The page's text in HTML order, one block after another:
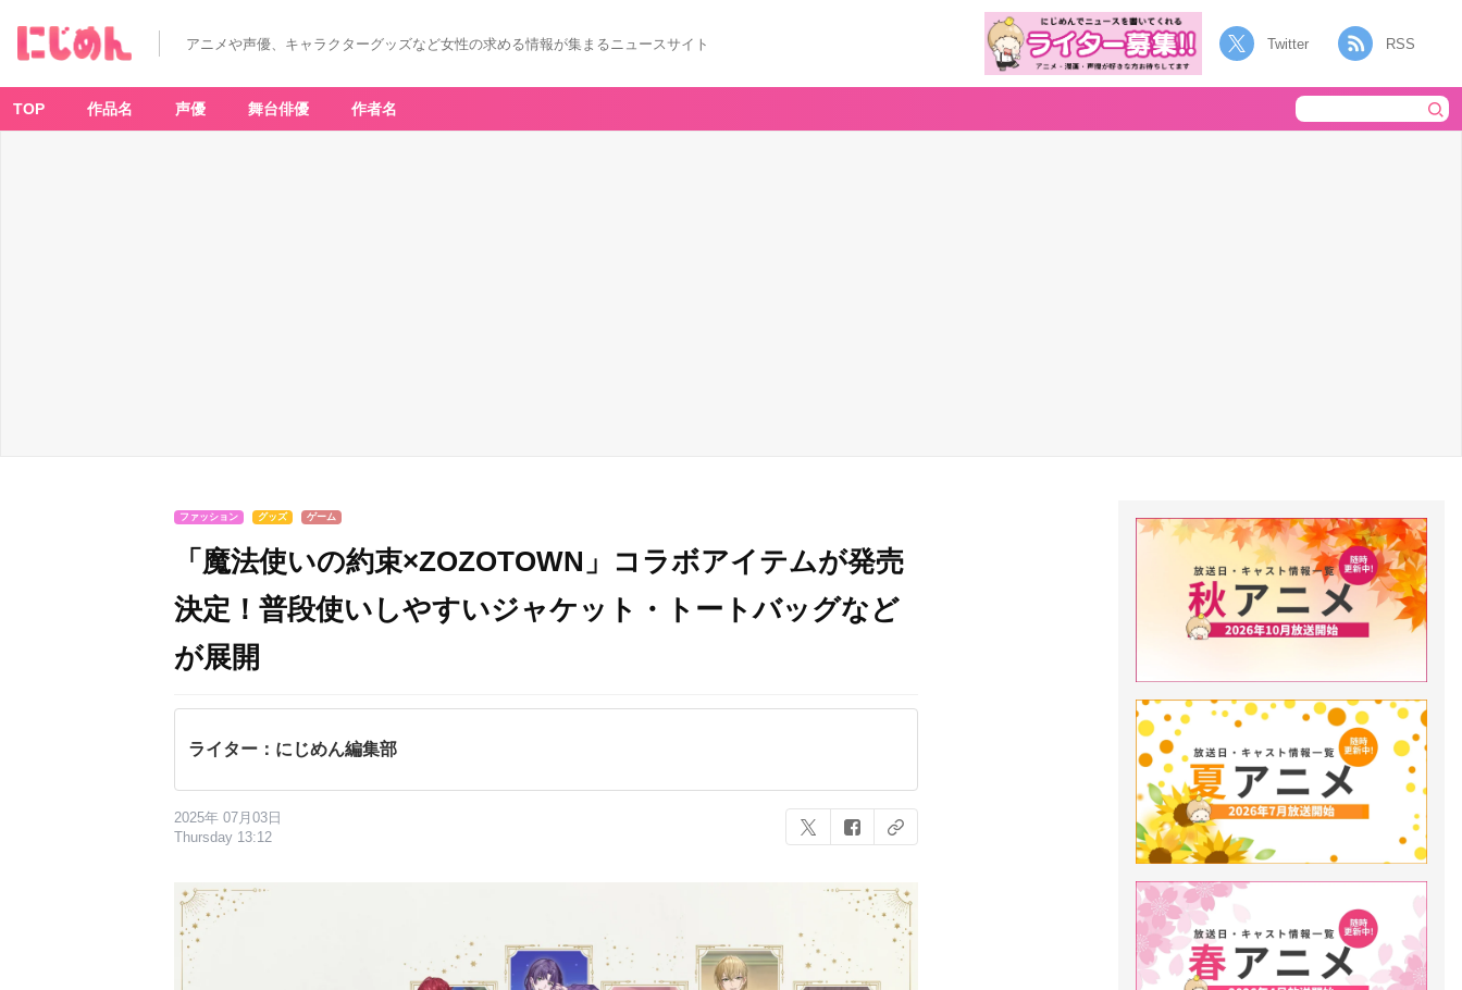
アニメや声優、キャラクターグッズなど女性の求める情報が集まるニュースサイト Twitter RSS
TOP 作品名 声優 舞台俳優 作者名
ファッション グッズ ゲーム
「魔法使いの約束×ZOZOTOWN」コラボアイテムが発売
決定！普段使いしやすいジャケット・トートバッグなど
が展開
ライター：にじめん編集部
2025年 07月03日
Thursday 13:12